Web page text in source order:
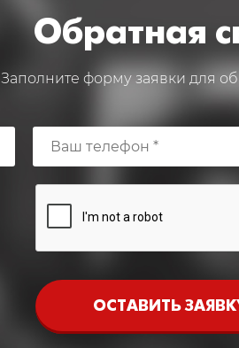
Обратная
Заполните форму заявки для
ОСТАВИТЬ